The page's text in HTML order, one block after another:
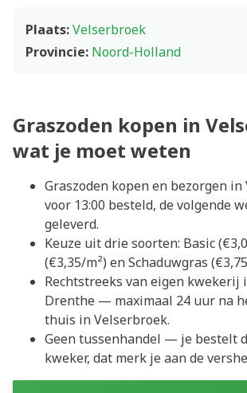
Plaats:Velserbroek
Provincie: Noord-Holland
Graszoden kopen in
wat je moet weten
Graszoden kopen en bezorgen
voor 13:00 besteld, de volgende
geleverd.
Keuze uit drie soorten: Basic
(€3,35/m²) en Schaduwgras
Rechtstreeks van eigen kwekerij
Drenthe — maximaal 24 uur na
thuis in Velserbroek.
Geen tussenhandel — je bestelt
kweker, dat merk je aan de